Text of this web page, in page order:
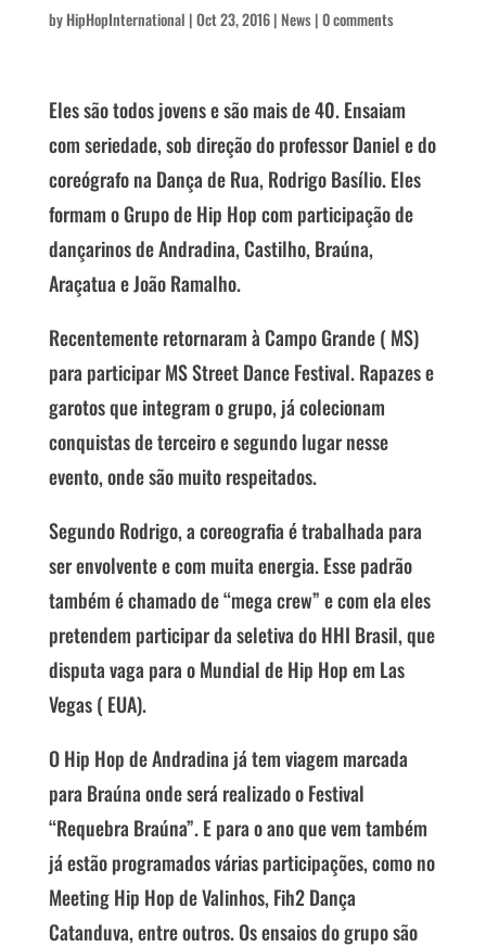
byHipHopInternational |Oct 23, 2016| News|0 comments
Eles são todos jovens e são mais de 40. Ensaiam
com seriedade, sob direção do professor Daniel e do
coreógrafo na Dança de Rua, Rodrigo Basílio. Eles
formam o Grupo de Hip Hop com participação de
dançarinos de Andradina, Castilho, Braúna,
Araçatua e João Ramalho.
Recentemente retornaram à Campo Grande ( MS)
para participar MS Street Dance Festival. Rapazes e
garotos que integram o grupo, já colecionam
conquistas de terceiro e segundo lugar nesse
evento, onde são muito respeitados.
Segundo Rodrigo, a coreografia é trabalhada para
ser envolvente e com muita energia. Esse padrão
também é chamado de “mega crew” e com ela eles
pretendem participar da seletiva do HHI Brasil, que
disputa vaga para o Mundial de Hip Hop em Las
Vegas ( EUA).
O Hip Hop de Andradina já tem viagem marcada
para Braúna onde será realizado o Festival
“Requebra Braúna”. E para o ano que vem também
já estão programados várias participações, como no
Meeting Hip Hop de Valinhos, Fih2 Dança
Catanduva, entre outros. Os ensaios do grupo são